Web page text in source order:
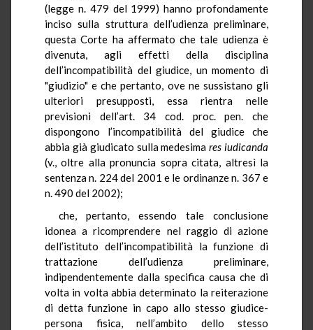
(legge n. 479 del 1999) hanno profondamente
inciso sulla struttura dell’udienza preliminare,
questa Corte ha affermato che tale udienza è
divenuta, agli effetti della disciplina
dell’incompatibilità del giudice, un momento di
"giudizio" e che pertanto, ove ne sussistano gli
ulteriori presupposti, essa rientra nelle
previsioni dell’art. 34 cod. proc. pen. che
dispongono l’incompatibilità del giudice che
abbia già giudicato sulla medesimares iudicanda
(v., oltre alla pronuncia sopra citata, altresì la
sentenza n. 224 del 2001 e le ordinanze n. 367 e
n. 490 del 2002);
che, pertanto, essendo tale conclusione
idonea a ricomprendere nel raggio di azione
dell’istituto dell’incompatibilità la funzione di
trattazione dell’udienza preliminare,
indipendentemente dalla specifica causa che di
volta in volta abbia determinato la reiterazione
di detta funzione in capo allo stesso giudice-
persona fisica, nell’ambito dello stesso